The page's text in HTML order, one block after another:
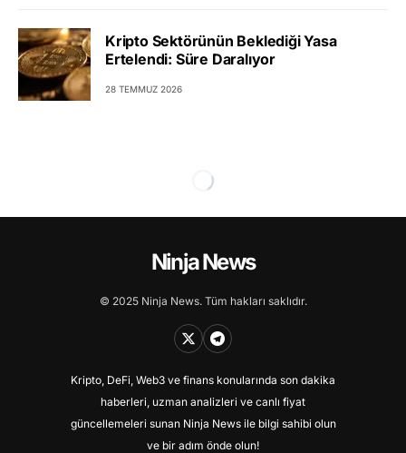
Kripto Sektörünün Beklediği Yasa
Ertelendi: Süre Daralıyor
28 TEMMUZ 2026
Ninja News
© 2025 Ninja News. Tüm hakları saklıdır.
Kripto, DeFi, Web3 ve finans konularında son dakika
haberleri, uzman analizleri ve canlı fiyat
güncellemeleri sunan Ninja News ile bilgi sahibi olun
ve bir adım önde olun!